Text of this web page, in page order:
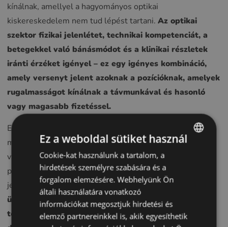
kínálnak, amellyel a hagyományos optikai
kiskereskedelem nem tud lépést tartani. Az optikai
szektor fizikai jelenlétet, technikai kompetenciát, a
betegekkel való bánásmódot és a klinikai részletek
iránti érzéket igényel – ez egy igényes kombináció,
amely versenyt jelent azoknak a pozícióknak, amelyek
rugalmasságot kínálnak a távmunkával és hasonló
vagy magasabb fizetéssel.
Ez nem olyan probléma, amelyet az optikai üzletek teljes
mértékben megoldhatnak. De ez az oka annak, hogy a
vállalati kultúra, a munkaidő tervezhetősége és a nem
pénzügyi juttatások ma nagyobb súllyal esnek latba a
jelentkezők döntéshozatalában, mint korábban.
üzletek, amelyek a vállalati kultúra terén jól
teljesítenek, gyakran nagyon konkrét, operatív
ENGLISH
POLISH
GERMAN
SPANISH
Ez a weboldal sütiket használ
Cookie-kat használunk a tartalom, a
hirdetések személyre szabására és a
forgalom elemzésére. Webhelyünk Ön
általi használatára vonatkozó
információkat megosztjuk hirdetési és
elemző partnereinkkel is, akik egyesíthetik